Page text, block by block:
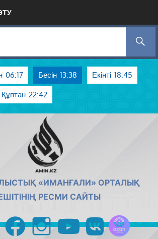
06:17 Бесін 13:38 Екінті 18:45
Құптан 22:42
«ИМАНҒАЛИ» ОРТАЛЫҚ
РЕСМИ САЙТЫ
facebookinstagramyoutubevk